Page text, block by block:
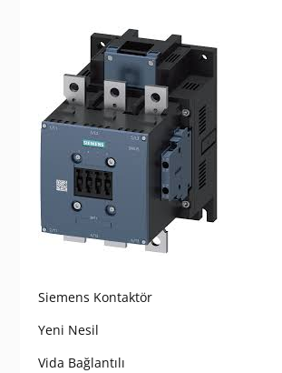
₺ 148.580,00.
₺ 44.500,00.
Siemens Kontaktör
Yeni Nesil
Vida Bağlantılı